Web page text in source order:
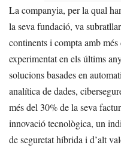
La companyia, per la qual
la seva fundació, va
continents i compta amb
experimentat en els últims
solucions basades en
analítica de dades,
més del 30% de la seva
innovació tecnològica, un
de seguretat híbrida i d’alt